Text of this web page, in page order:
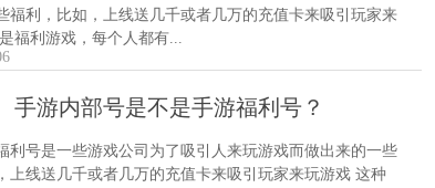
福利，比如，上线送几千或者几万的充值卡来吸引玩家来
福利游戏，每个人都有...
手游内部号是不是手游福利号？
利号是一些游戏公司为了吸引人来玩游戏而做出来的一些
上线送几千或者几万的充值卡来吸引玩家来玩游戏 这种